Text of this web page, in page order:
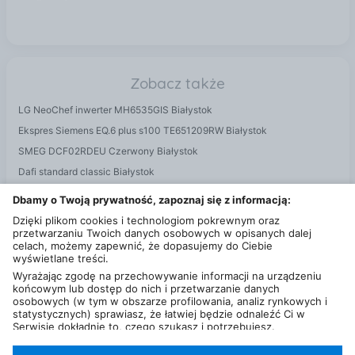
Specyfikacja techniczna Wymiary urządzenia - 40.5
Silnik urządzenia - Graef Kondensatormotor 170 W
Grubość cięcia - 0 – 20 mm Długość cięcia - 225 mm
Średnica ostrza - 170 mm Rodzaj ostrza - Lita stal –
gładkie, wklęsły szlif Osłona ostrza - tak Sanie
krajalnicy - Stal nierdzewna Wykonanie podstawy -
Nietłukące szkło hartowane Blokada przed dziećmi -
tak Opcja przechyłu krajalnicy - brak Włącznik
szybkiego działania - tak Kolor - Srebrny Funkcja
FineCut - nie W zestawie przystawka Combi Nasz
uchwyt do żywności i nasadka MiniSlice łączą się w
Graef Combi – dla jeszcze mniejszego
marnotrawstwa żywności, bezpiecznego dla palców
cienkiego krojenia i przetwarzania najmniejszych
produktów spożywczych z zachowaniem jeszcze
Zobacz także
LG NeoChef inwerter MH6535GIS Białystok
Ekspres Siemens EQ.6 plus s100 TE651209RW Białystok
SMEG DCF02RDEU Czerwony Białystok
Dafi standard classic Białystok
Dbamy o Twoją prywatność, zapoznaj się z informacją:
Dzięki plikom cookies i technologiom pokrewnym oraz
przetwarzaniu Twoich danych osobowych w opisanych dalej
celach, możemy zapewnić, że dopasujemy do Ciebie
wyświetlane treści.
Wyrażając zgodę na przechowywanie informacji na urządzeniu
końcowym lub dostęp do nich i przetwarzanie danych
osobowych (w tym w obszarze profilowania, analiz rynkowych i
statystycznych) sprawiasz, że łatwiej będzie odnaleźć Ci w
Serwisie dokładnie to, czego szukasz i potrzebujesz.